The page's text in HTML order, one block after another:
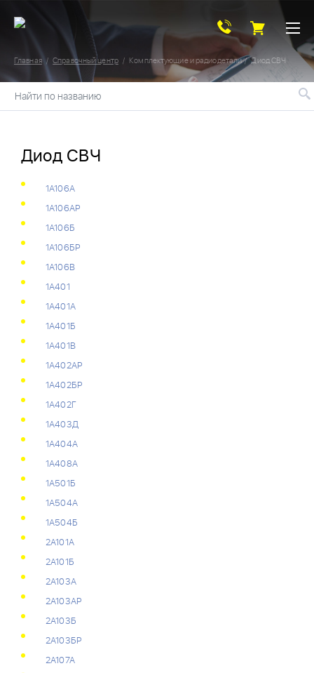
Главная Справочный центр Комплектующие и радиодетали Диод СВЧ
Найти по названию
Диод СВЧ
1А106А
1А106АР
1А106Б
1А106БР
1А106В
1А401
1А401А
1А401Б
1А401В
1А402АР
1А402БР
1А402Г
1А403Д
1А404А
1А408А
1А501Б
1А504А
1А504Б
2А101А
2А101Б
2А103А
2А103АР
2А103Б
2А103БР
2А107А